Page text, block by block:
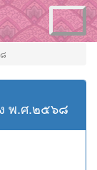
Toggle
navigation
พ.ศ.๒๕๖๘